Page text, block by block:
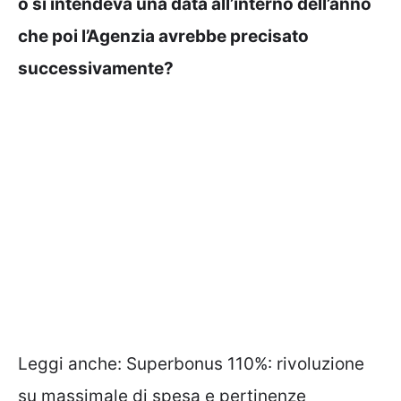
che poi l’Agenzia avrebbe precisato
successivamente?
Leggi anche: Superbonus 110%: rivoluzione
su massimale di spesa e pertinenze